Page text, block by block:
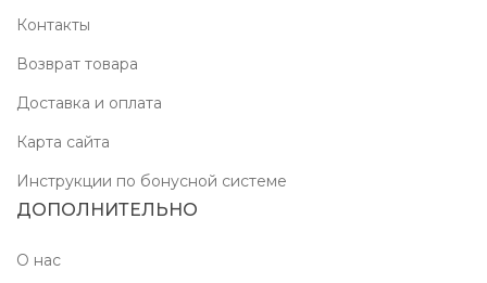
Контакты
Возврат товара
Доставка и оплата
Карта сайта
Инструкции по бонусной системе
ДОПОЛНИТЕЛЬНО
О нас